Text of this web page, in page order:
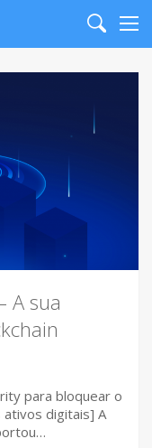
Search
A sua
para bloquear o
digitais] A